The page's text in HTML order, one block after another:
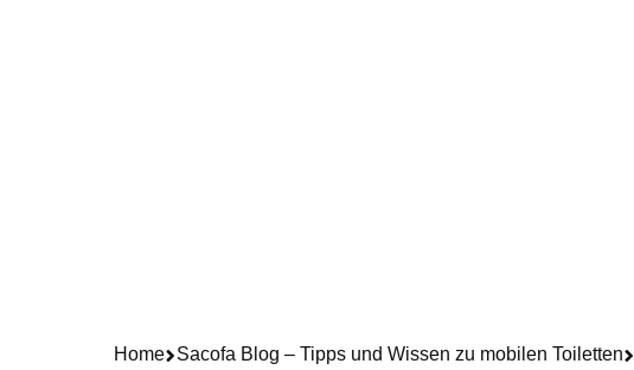
Home Sacofa Blog – Tipps und Wissen zu mobilen Toiletten